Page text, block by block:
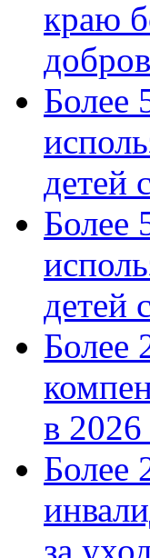
краю
Более
детей
Более
детей
Более
в 2026
Более
за